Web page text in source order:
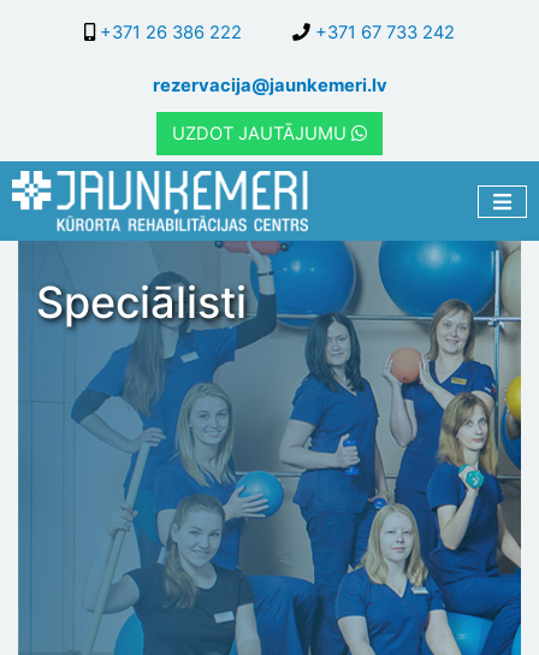
galveno
saturu
+371 26 386 222 +371 67 733 242
rezervacija@jaunkemeri.lv
UZDOT JAUTĀJUMU
Speciālisti